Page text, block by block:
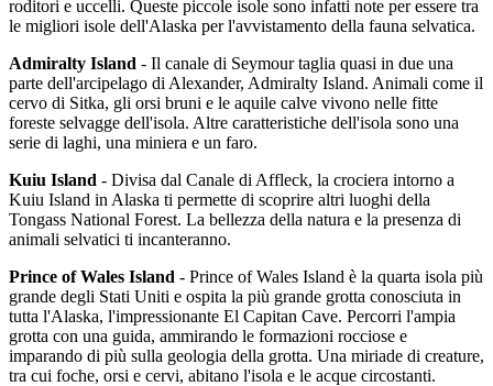
roditori e uccelli. Queste piccole isole sono infatti note per essere tra
le migliori isole dell'Alaska per l'avvistamento della fauna selvatica.
Admiralty Island - Il canale di Seymour taglia quasi in due una
parte dell'arcipelago di Alexander, Admiralty Island. Animali come il
cervo di Sitka, gli orsi bruni e le aquile calve vivono nelle fitte
foreste selvagge dell'isola. Altre caratteristiche dell'isola sono una
serie di laghi, una miniera e un faro.
Kuiu Island - Divisa dal Canale di Affleck, la crociera intorno a
Kuiu Island in Alaska ti permette di scoprire altri luoghi della
Tongass National Forest. La bellezza della natura e la presenza di
animali selvatici ti incanteranno.
Prince of Wales Island - Prince of Wales Island è la quarta isola più
grande degli Stati Uniti e ospita la più grande grotta conosciuta in
tutta l'Alaska, l'impressionante El Capitan Cave. Percorri l'ampia
grotta con una guida, ammirando le formazioni rocciose e
imparando di più sulla geologia della grotta. Una miriade di creature,
tra cui foche, orsi e cervi, abitano l'isola e le acque circostanti.